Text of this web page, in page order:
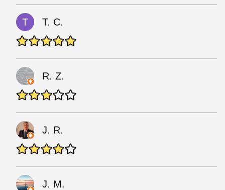
T. C.
R. Z.
J. R.
J. M.